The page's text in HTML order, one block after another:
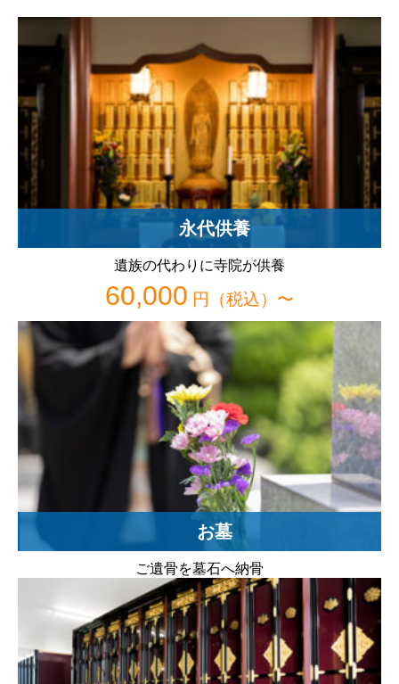
永代供養
遺族の代わりに寺院が供養
60,000 円（税込）〜
お墓
ご遺骨を墓石へ納骨